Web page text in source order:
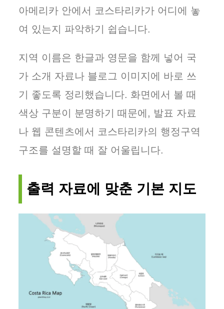
아메리카 안에서 코스타리카가 어디에 놓
여 있는지 파악하기 쉽습니다.
지역 이름은 한글과 영문을 함께 넣어 국
가 소개 자료나 블로그 이미지에 바로 쓰
기 좋도록 정리했습니다. 화면에서 볼 때
색상 구분이 분명하기 때문에, 발표 자료
나 웹 콘텐츠에서 코스타리카의 행정구역
구조를 설명할 때 잘 어울립니다.
출력 자료에 맞춘 기본 지도